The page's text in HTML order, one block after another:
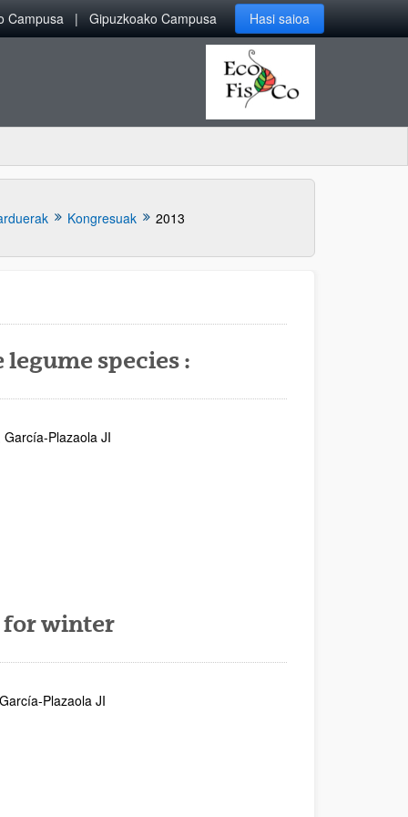
Campusa Gipuzkoako Campusa Hasi saioa
Kongresuak 2013
species :
Plazaola JI
for winter
Plazaola JI